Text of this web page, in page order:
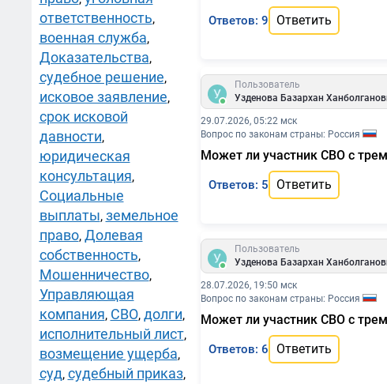
Ответов: 9 Ответить
Пользователь
Узденова Базархан
29.07.2026, 05:22 мск
Вопрос по законам страны: Россия
Может ли участник СВО с
Ответов: 5 Ответить
Пользователь
Узденова Базархан
28.07.2026, 19:50 мск
Вопрос по законам страны: Россия
Может ли участник СВО с
Ответов: 6 Ответить
ответственность,
военная служба,
Доказательства,
судебное решение,
исковое заявление,
срок исковой
давности,
юридическая
консультация,
Социальные
выплаты, земельное
право, Долевая
собственность,
Мошенничество,
Управляющая
компания, СВО, долги,
исполнительный лист,
возмещение ущерба,
суд, судебный приказ,